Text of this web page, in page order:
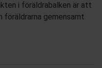
i föräldrabalken är att
gemensamt